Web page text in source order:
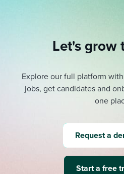
Let's grow
Explore our full platform
jobs, get candidates and
one
Request a
Start a free